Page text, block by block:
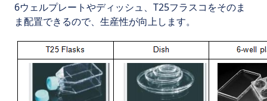
6ウェルプレートやディッシュ、T25フラスコをそのま
ま配置できるので、生産性が向上します。